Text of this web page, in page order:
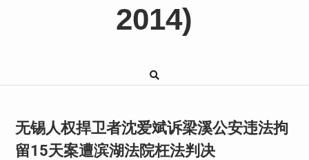
2014)
无锡人权捍卫者沈爱斌诉梁溪公安违法拘
留15天案遭滨湖法院枉法判决